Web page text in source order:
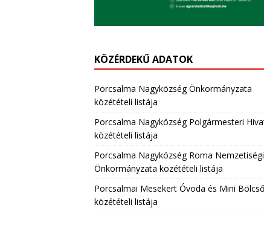
KÖZÉRDEKŰ ADATOK
Porcsalma Nagyközség Önkormányzata
közétételi listája
Porcsalma Nagyközség Polgármesteri
közétételi listája
Porcsalma Nagyközség Roma Nemzetiségi
Önkormányzata közétételi listája
Porcsalmai Mesekert Óvoda és Mini
közétételi listája